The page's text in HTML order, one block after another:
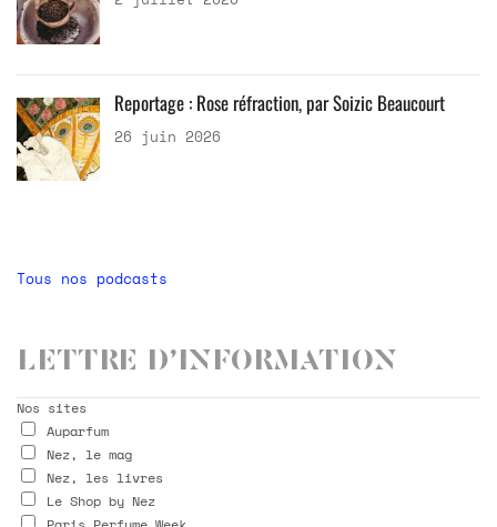
Reportage : Rose réfraction, par Soizic Beaucourt
26 juin 2026
Tous nos podcasts
Lettre d’information
Nos sites
Auparfum
Nez, le mag
Nez, les livres
Le Shop by Nez